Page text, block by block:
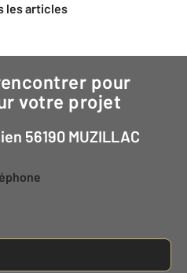
les articles
votre projet
56190 MUZILLAC